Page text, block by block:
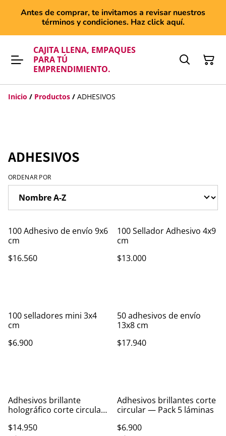
Antes de comprar, te invitamos a revisar nuestros
términos y condiciones. Haz click aquí.
CAJITA LLENA, EMPAQUES
PARA TÚ
EMPRENDIMIENTO.
Inicio / Productos / ADHESIVOS
ADHESIVOS
ORDENAR POR
100 Adhesivo de envío 9x6
cm
$16.560
100 Sellador Adhesivo 4x9
cm
$13.000
100 selladores mini 3x4
cm
$6.900
50 adhesivos de envío
13x8 cm
$17.940
Adhesivos brillante
holográfico corte circular
$14.950
Adhesivos brillantes corte
circular — Pack 5 láminas
$6.900